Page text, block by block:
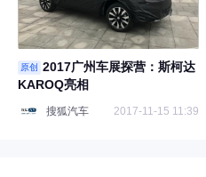
原创
2017广州车展探营：斯柯达
KAROQ亮相
搜狐汽车 2017-11-15 11:39